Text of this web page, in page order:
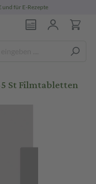
und für E-Rezepte
St Filmtabletten